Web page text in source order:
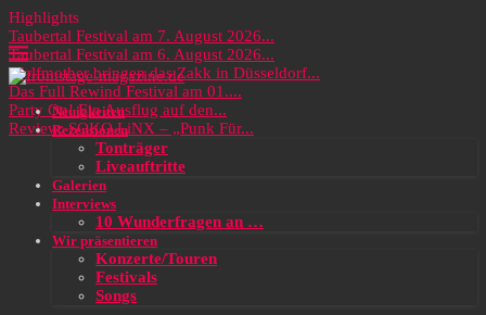
Highlights
Taubertal Festival am 7. August 2026...
Taubertal Festival am 6. August 2026...
Wolfmother bringen das Zakk in Düsseldorf...
Das Full Rewind Festival am 01....
Party On! Ein Ausflug auf den...
Review: SOKO LiNX – „Punk Für...
Neuigkeiten
Rezensionen
Tonträger
Liveauftritte
Galerien
Interviews
10 Wunderfragen an …
Wir präsentieren
Konzerte/Touren
Festivals
Songs